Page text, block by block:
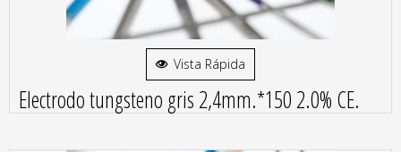
Vista Rápida
Electrodo tungsteno gris 2,4mm.*150 2.0% CE.